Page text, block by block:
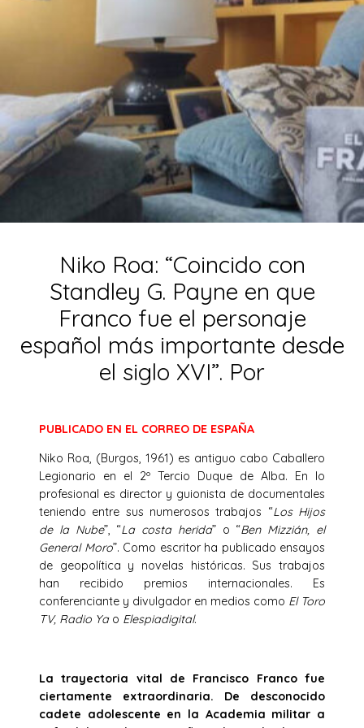
Niko Roa: “Coincido con
Standley G. Payne en que
Franco fue el personaje
español más importante desde
el siglo XVI”. Por
PUBLICADO EN EL CORREO DE ESPAÑA
Niko Roa, (Burgos, 1961) es antiguo cabo Caballero
Legionario en el 2º Tercio Duque de Alba. En lo
profesional es director y guionista de documentales
teniendo entre sus numerosos trabajos “Los Hijos
de la Nube”, “La costa herida” o “Ben Mizzián, el
General Moro”. Como escritor ha publicado ensayos
de geopolítica y novelas históricas. Sus trabajos
han recibido premios internacionales. Es
conferenciante y divulgador en medios como El Toro
TV, Radio Ya o Elespiadigital.
La trayectoria vital de Francisco Franco fue
ciertamente extraordinaria. De desconocido
cadete adolescente en la Academia militar a